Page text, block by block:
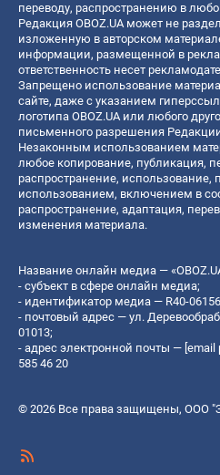
переводу, распространению в
Редакция OBOZ.UA может не
изложенную в авторском
информации, размещенной в
ответственность несет
Запрещено использование
сайте, даже с указанием
логотипа OBOZ.UA или любого
письменного разрешения
Незаконным использованием
любое копирование, публикация,
распространение, использование,
использованием, включением в
распространение, адаптация,
изменения материала.
Название онлайн медиа —
- субъект в сфере онлайн медиа;
- идентификатор медиа — R40-
- почтовый адрес — ул.
01013;
- адрес электронной почты — [email
585 46 20
© 2026 Все права защищены, ООО